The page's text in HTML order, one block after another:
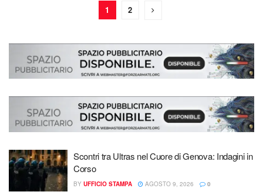
1 2
Scontri tra Ultras nel Cuore di Genova: Indagini in
Corso
BY UFFICIO STAMPA AGOSTO 9, 2026 0